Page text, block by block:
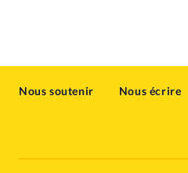
Nous soutenir Nous écrire